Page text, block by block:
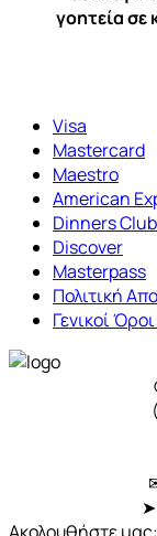
γοητεία
Visa
Mastercard
Maestro
American
Dinners Club
Discover
Masterpass
Πολιτική
Γενικοί
(